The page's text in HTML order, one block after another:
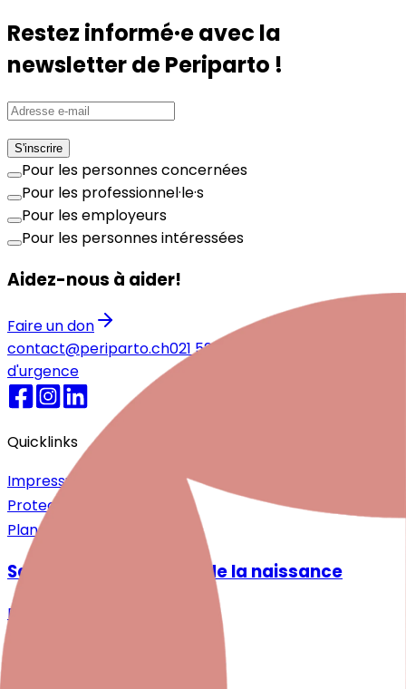
Restez informé·e avec la
newsletter de Periparto !
S'inscrire
Pour les personnes concernées
Pour les professionnel·le·s
Pour les employeurs
Pour les personnes intéressées
Aidez-nous à aider!
Faire un don
contact@periparto.ch021 525 77 51
d'urgence
Quicklinks
Impressum
Protection des données
Plan du site
Santé mentale autour de la naissance
Désir d'enfant